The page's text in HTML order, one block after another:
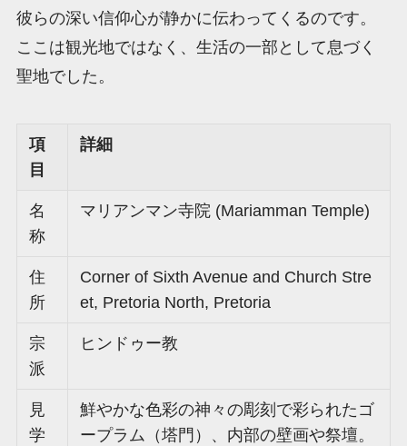
彼らの深い信仰心が静かに伝わってくるのです。
ここは観光地ではなく、生活の一部として息づく
聖地でした。
項
目
詳細
名
称
マリアンマン寺院 (Mariamman Temple)
住
所
Corner of Sixth Avenue and Church Stre
et, Pretoria North, Pretoria
宗
派
ヒンドゥー教
見
学
鮮やかな色彩の神々の彫刻で彩られたゴ
ープラム（塔門）、内部の壁画や祭壇。